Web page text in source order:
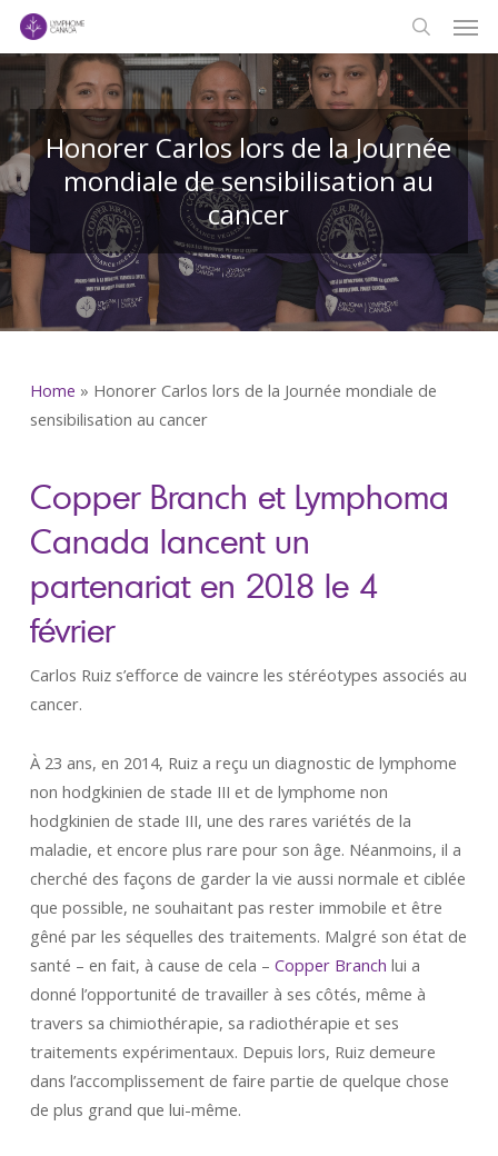
Skip
main
content
search
Honorer Carlos lors de la Journée
mondiale de sensibilisation au
cancer
Home » Honorer Carlos lors de la Journée mondiale de
sensibilisation au cancer
Copper Branch et Lymphoma
Canada lancent un
partenariat en 2018 le 4
février
Carlos Ruiz s’efforce de vaincre les stéréotypes associés au
cancer.
À 23 ans, en 2014, Ruiz a reçu un diagnostic de lymphome
non hodgkinien de stade III et de lymphome non
hodgkinien de stade III, une des rares variétés de la
maladie, et encore plus rare pour son âge. Néanmoins, il a
cherché des façons de garder la vie aussi normale et ciblée
que possible, ne souhaitant pas rester immobile et être
gêné par les séquelles des traitements. Malgré son état de
santé – en fait, à cause de cela – Copper Branch lui a
donné l’opportunité de travailler à ses côtés, même à
travers sa chimiothérapie, sa radiothérapie et ses
traitements expérimentaux. Depuis lors, Ruiz demeure
dans l’accomplissement de faire partie de quelque chose
de plus grand que lui-même.